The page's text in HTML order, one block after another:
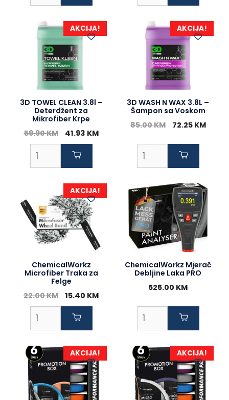
AKCIJA!
3D TOWEL CLEAN 3.8l –
Deterdžent za
Mikrofiber Krpe
59.90KM
Original
price
was:
41.93 KMCurrent
AKCIJA!
3D WASH N WAX 3.8L –
Šampon sa Voskom
85.00KM
Original
was:
85.00 KM.
72.25 KM
AKCIJA!
ChemicalWorkz
Microfiber Traka za
Felge
22.00KM
Original
price
was:
15.40 KMCurrent
ChemicalWorkz Mjerač
Debljine Laka PRO
525.00 KM
AKCIJA! AKCIJA!